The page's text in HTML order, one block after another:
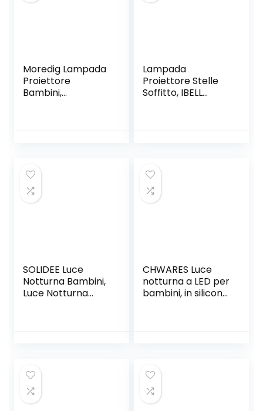
Moredig Lampada
Proiettore
Bambini,
Room Decoration
Lampada
Proiettore Stelle
Soffitto, IBELL
Bluetooth, Timer,
Telecomando per
Adulti Festa Regalo
SOLIDEE Luce
Notturna Bambini,
Luce Notturna
Neonato
CHWARES Luce
notturna a LED per
bambini, in silicone,
cameretta dei
bambini,
compleanno,regal